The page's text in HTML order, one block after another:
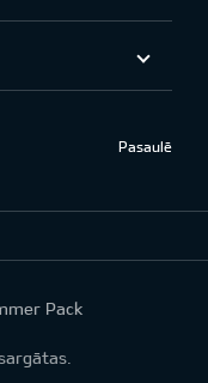
Pasaulē
Pack